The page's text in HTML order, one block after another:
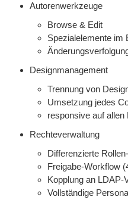
Autorenwerkzeuge
Browse & Edit
Spezialelemente im
Designmanagement
Trennung von
Umsetzung jedes
responsive auf allen
Rechteverwaltung
Differenzierte
Freigabe-Workflow
Kopplung an LDAP-
Vollständige